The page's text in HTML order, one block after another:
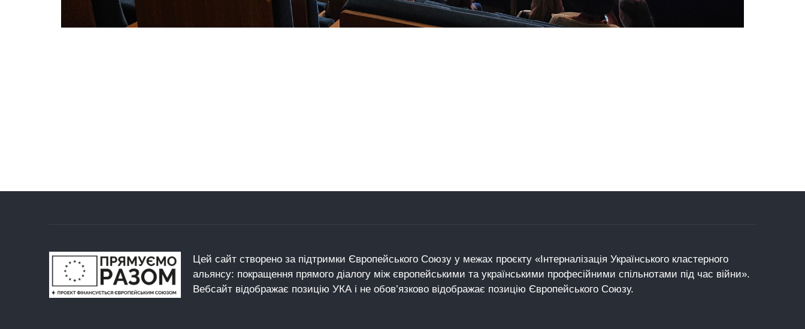
Цей сайт створено за підтримки Європейського Союзу у межах проєкту «Інтерналізація Українського кластерного
альянсу: покращення прямого діалогу між європейськими та українськими професійними спільнотами під час війни».
Вебсайт відображає позицію УКА і не обов’язково відображає позицію Європейського Союзу.